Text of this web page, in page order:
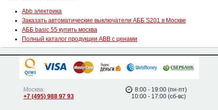
Abb электрика
Заказать автоматические выключатели АББ S201 в Москве
АББ basic 55 купить москва
Полный каталог продукции ABB с ценами
Москва:
+7 (495) 988 97 93
8:00 - 19:00 (пн-пт)
10:00 - 17:00 (сб-вс)